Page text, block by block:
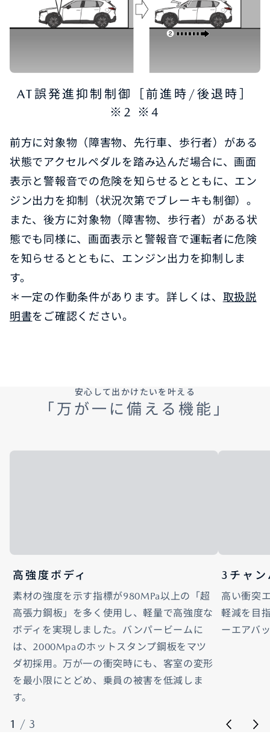
AT誤発進抑制制御［前進時/後退時］
※2 ※4
前方に対象物（障害物、先行車、歩行者）がある
状態でアクセルペダルを踏み込んだ場合に、画面
表示と警報音での危険を知らせるとともに、エン
ジン出力を抑制（状況次第でブレーキも制御）。
また、後方に対象物（障害物、歩行者）がある状
態でも同様に、画面表示と警報音で運転者に危険
を知らせるとともに、エンジン出力を抑制しま
す。
＊一定の作動条件があります。詳しくは、 取扱説
明書をご確認ください。
安心して出かけたいを叶える
「万が一に備える機能」
高強度ボディ
素材の強度を示す指標が980MPa以上の「超
高張力鋼板」を多く使用し、軽量で高強度な
ボディを実現しました。バンパービームに
は、2000Mpaのホットスタンプ鋼板をマツ
ダ初採用。万が一の衝突時にも、客室の変形
を最小限にとどめ、乗員の被害を低減しま
す。
3チャン
高い衝突
軽減を目
ーエアバ
1 / 3